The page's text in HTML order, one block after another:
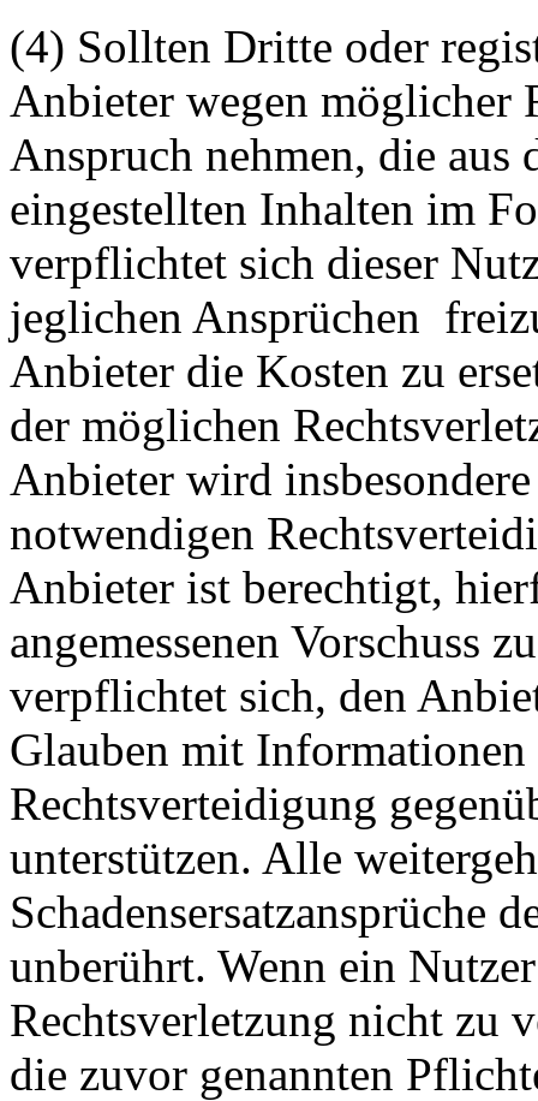
(4) Sollten Dritte oder
Anbieter wegen möglicher
Anspruch nehmen, die aus
eingestellten Inhalten im
verpflichtet sich dieser
jeglichen Ansprüchen
Anbieter die Kosten zu
der möglichen
Anbieter wird
notwendigen
Anbieter ist berechtigt,
angemessenen Vorschuss
verpflichtet sich, den
Glauben mit
Rechtsverteidigung
unterstützen. Alle
Schadensersatzansprüche
unberührt. Wenn ein
Rechtsverletzung nicht zu
die zuvor genannten